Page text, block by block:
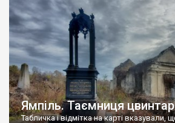
Ямпіль. Таємниця
Табличка і відмітка на карті вказували,